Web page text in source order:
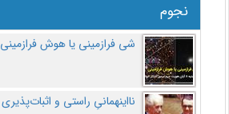
نجوم
شی فرازمینی یا هوش فرازمینی
نااینهمانیِ راستی و اثبات‌پذیری